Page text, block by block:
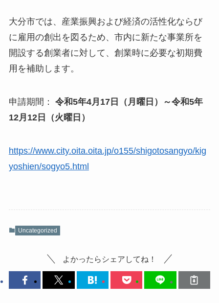
大分市では、産業振興および経済の活性化ならび
に雇用の創出を図るため、市内に新たな事業所を
開設する創業者に対して、創業時に必要な初期費
用を補助します。
申請期間：
令和5年4月17日（月曜日）～令和5年
12月12日（火曜日）
https://www.city.oita.oita.jp/o155/shigotosangyo/kig
yoshien/sogyo5.html
Uncategorized
よかったらシェアしてね！